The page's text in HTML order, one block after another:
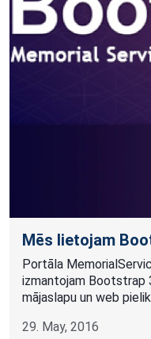
​Mēs lietojam
Portāla
izmantojam Bootstrap
mājaslapu un web
29. May, 2016